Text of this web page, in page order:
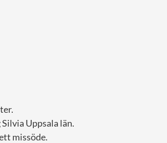
Uppsala län.
missöde.